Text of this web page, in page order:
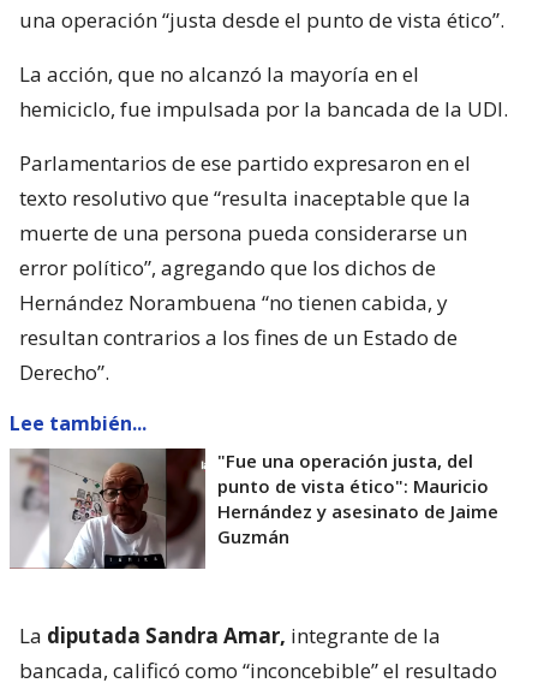
una operación “justa desde el punto de vista ético”.
La acción, que no alcanzó la mayoría en el
hemiciclo, fue impulsada por la bancada de la UDI.
Parlamentarios de ese partido expresaron en el
texto resolutivo que “resulta inaceptable que la
muerte de una persona pueda considerarse un
error político”, agregando que los dichos de
Hernández Norambuena “no tienen cabida, y
resultan contrarios a los fines de un Estado de
Derecho”.
Lee también...
"Fue una operación justa, del
punto de vista ético": Mauricio
Hernández y asesinato de Jaime
Guzmán
La diputada Sandra Amar, integrante de la
bancada, calificó como “inconcebible” el resultado